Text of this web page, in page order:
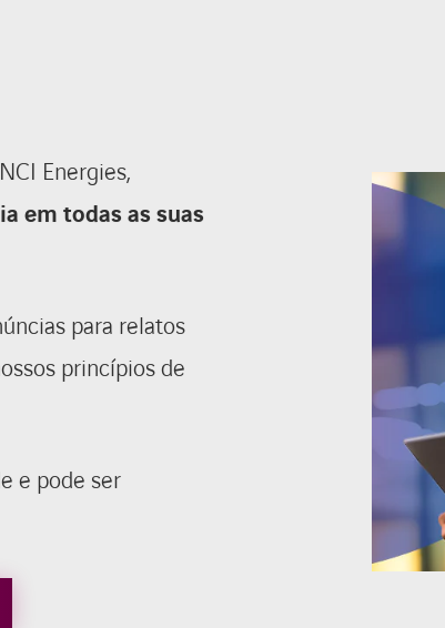
Energies,
em todas as suas
para relatos
princípios de
e pode ser